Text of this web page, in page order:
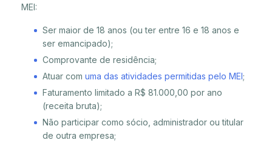
MEI:
Ser maior de 18 anos (ou ter entre 16 e 18 anos e
ser emancipado);
Comprovante de residência;
Atuar com uma das atividades permitidas pelo MEI;
Faturamento limitado a R$ 81.000,00 por ano
(receita bruta);
Não participar como sócio, administrador ou titular
de outra empresa;